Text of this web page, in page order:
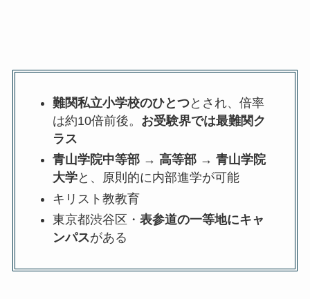
難関私立小学校のひとつとされ、倍率
は約10倍前後。 お受験界では最難関ク
ラス
青山学院中等部 → 高等部 → 青山学院
大学と、原則的に内部進学が可能
キリスト教教育
東京都渋谷区・ 表参道の一等地にキャ
ンパスがある